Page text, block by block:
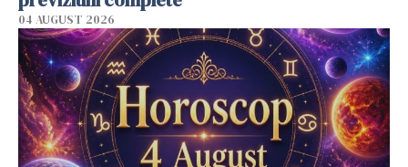
04 AUGUST 2026